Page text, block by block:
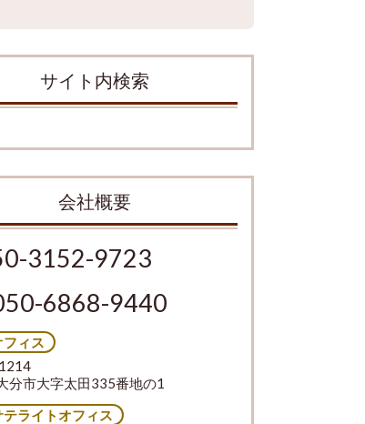
サイト内検索
会社概要
3152-9723
6868-9440
ィス
分市大字太田335番地の1
テライトオフィス